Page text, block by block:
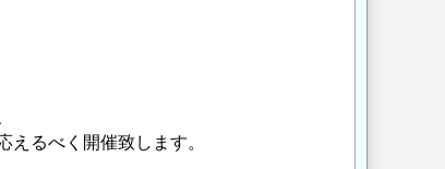
るべく開催致します。